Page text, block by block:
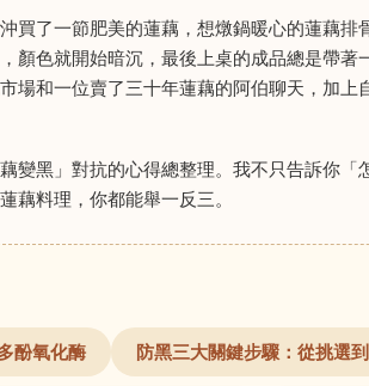
買了一節肥美的蓮藕，想燉鍋暖心的蓮藕
顏色就開始暗沉，最後上桌的成品總是帶
場和一位賣了三十年蓮藕的阿伯聊天，加
變黑」對抗的心得總整理。我不只告訴你
藕料理，你都能舉一反三。
酚氧化酶 防黑三大關鍵步驟：從挑選